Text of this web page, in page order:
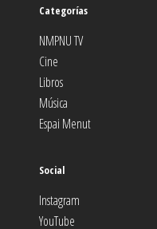
Categorías
NMPNU TV
Cine
Libros
Música
Espai Menut
Social
Instagram
YouTube